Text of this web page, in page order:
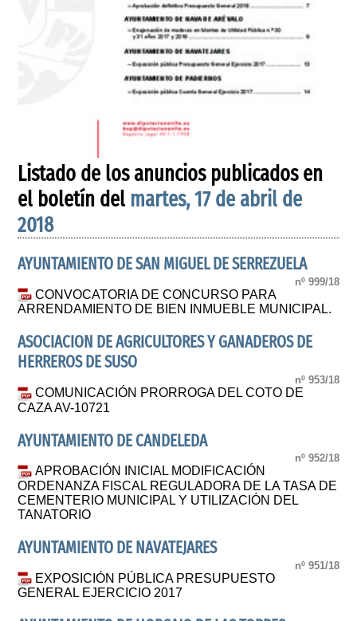
Listado de los anuncios publicados en
el boletín del martes, 17 de abril de
2018
AYUNTAMIENTO DE SAN MIGUEL DE SERREZUELA
nº 999/18
CONVOCATORIA DE CONCURSO PARA
ARRENDAMIENTO DE BIEN INMUEBLE MUNICIPAL.
ASOCIACION DE AGRICULTORES Y GANADEROS DE
HERREROS DE SUSO
nº 953/18
COMUNICACIÓN PRORROGA DEL COTO DE
CAZA AV-10721
AYUNTAMIENTO DE CANDELEDA
nº 952/18
APROBACIÓN INICIAL MODIFICACIÓN
ORDENANZA FISCAL REGULADORA DE LA TASA DE
CEMENTERIO MUNICIPAL Y UTILIZACIÓN DEL
TANATORIO
AYUNTAMIENTO DE NAVATEJARES
nº 951/18
EXPOSICIÓN PÚBLICA PRESUPUESTO
GENERAL EJERCICIO 2017